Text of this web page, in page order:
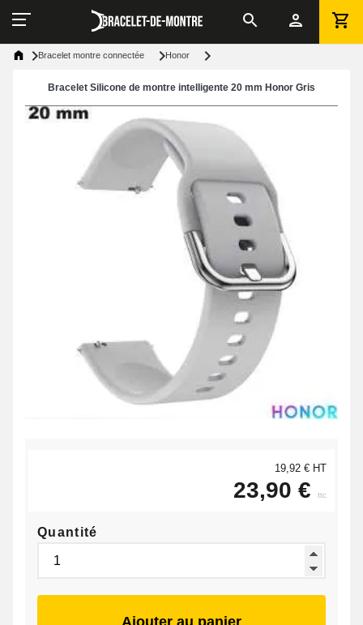
Bracelet montre connectée Honor
Bracelet Silicone de montre intelligente 20 mm Honor Gris
19,92 € HT
23,90 € ttc
Quantité
Ajouter au panier